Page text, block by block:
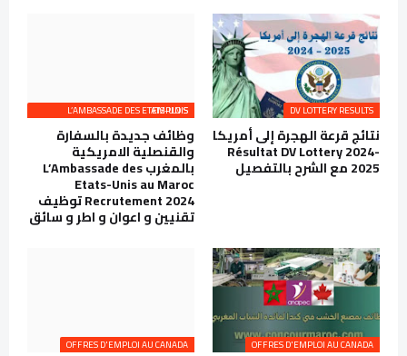
DV LOTTERY RESULTS
نتائج قرعة الهجرة إلى أمريكا
Résultat DV Lottery 2024-
2025 مع الشرح بالتفصيل
L’AMBASSADE DES ETATS-UNIS EMPLOIS
وظائف جديدة بالسفارة
والقنصلية الامريكية
بالمغرب L’Ambassade des
Etats-Unis au Maroc
Recrutement 2024 توظيف
تقنيين و اعوان و اطر و سائق
OFFRES D'EMPLOI AU CANADA
OFFRES D'EMPLOI AU CANADA